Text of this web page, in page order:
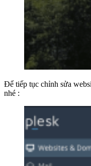
Để tiếp tục chỉnh sửa
nhé :